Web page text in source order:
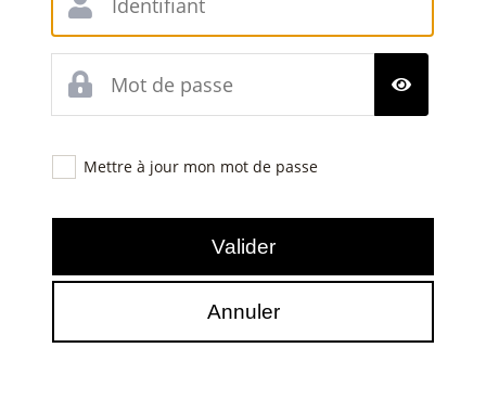
Mettre à jour mon mot de passe